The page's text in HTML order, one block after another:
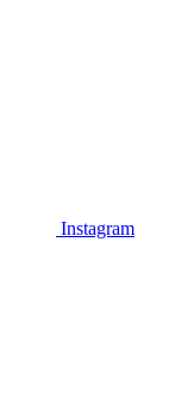
Instagram